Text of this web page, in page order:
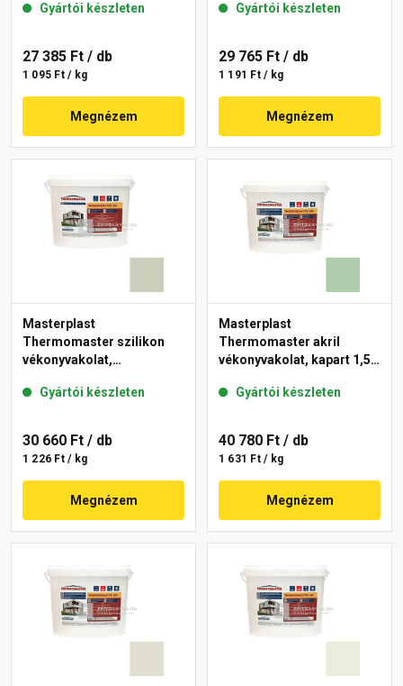
42-D 25 kg
Gyártói készleten
27 385 Ft / db
1 095 Ft / kg
Megnézem
Gyártói készleten
29 765 Ft / db
1 191 Ft / kg
Megnézem
Masterplast
Thermomaster szilikon
vékonyvakolat,
42-D 25 kg
Gyártói készleten
30 660 Ft / db
1 226 Ft / kg
Megnézem
Masterplast
Thermomaster akril
vékonyvakolat, kapart 1,5
Gyártói készleten
40 780 Ft / db
1 631 Ft / kg
Megnézem